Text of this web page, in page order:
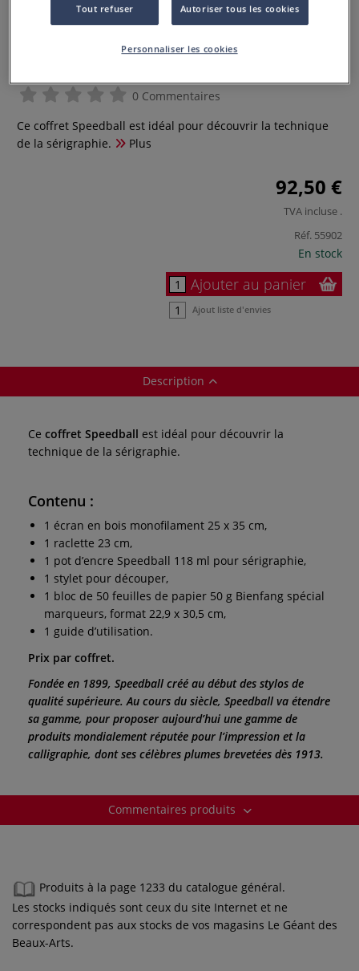
Coffret Speedball initiation
sérigraphie
0 Commentaires
Ce coffret Speedball est idéal pour découvrir la technique
de la sérigraphie.
Plus
92,50 €
TVA incluse .
Réf. 55902
En stock
Ajouter au panier
Ajout liste d'envies
Description
Ce coffret Speedball est idéal pour découvrir la
technique de la sérigraphie.
Contenu :
1 écran en bois monofilament 25 x 35 cm,
1 raclette 23 cm,
1 pot d’encre Speedball 118 ml pour sérigraphie,
1 stylet pour découper,
1 bloc de 50 feuilles de papier 50 g Bienfang spécial
marqueurs, format 22,9 x 30,5 cm,
1 guide d’utilisation.
Prix par coffret.
Fondée en 1899, Speedball créé au début des stylos de
qualité supérieure. Au cours du siècle, Speedball va étendre
sa gamme, pour proposer aujourd’hui une gamme de
produits mondialement réputée pour l’impression et la
calligraphie, dont ses célèbres plumes brevetées dès 1913.
Commentaires produits
Produits à la page 1233 du catalogue général.
Les stocks indiqués sont ceux du site Internet et ne
correspondent pas aux stocks de vos magasins Le Géant des
Beaux-Arts.
Tout refuser Autoriser tous les cookies
Personnaliser les cookies